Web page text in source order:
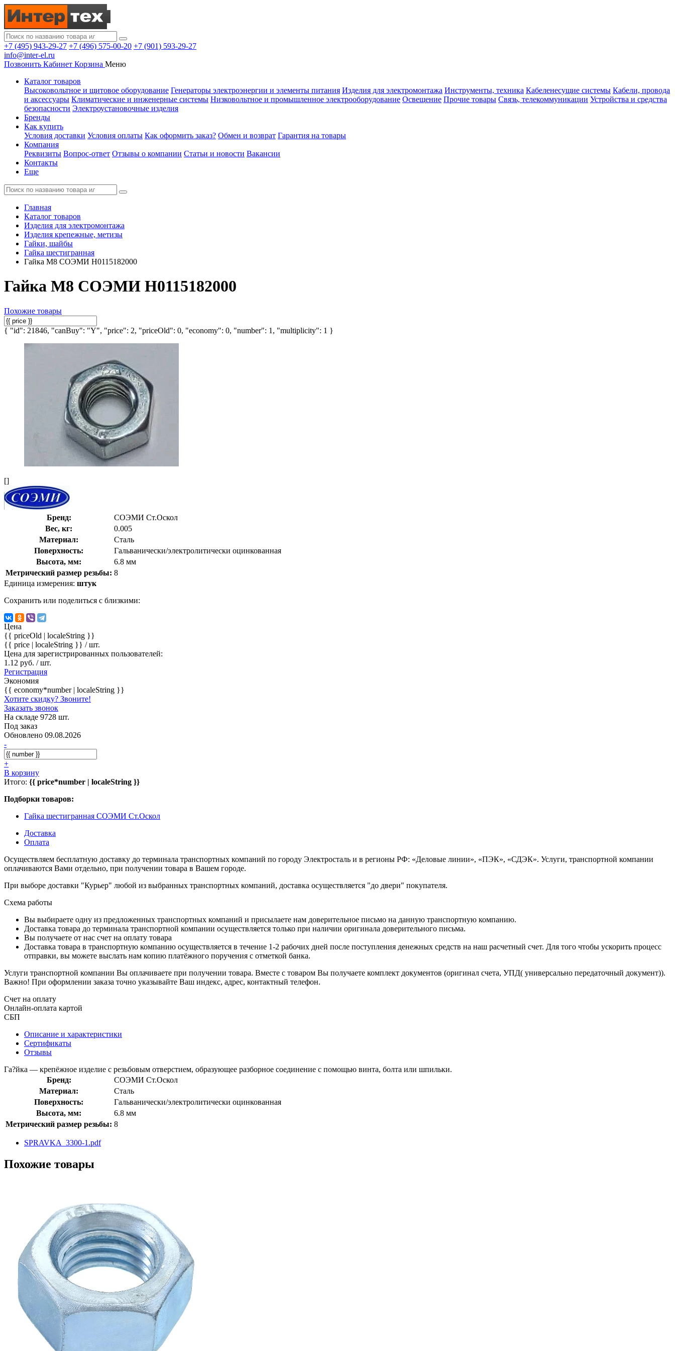
+7 (495) 943-29-27 +7 (496) 575-00-20 +7 (901) 593-29-27
info@inter-el.ru
Позвонить Кабинет Корзина Меню
Каталог товаров
Высоковольтное и щитовое оборудование Генераторы электроэнергии и элементы питания Изделия для электромонтажа Инструменты, техника Кабеленесущие системы Кабели, провода
и аксессуары Климатические и инженерные системы Низковольтное и промышленное электрооборудование Освещение Прочие товары Связь, телекоммуникации Устройства и средства
безопасности Электроустановочные изделия
Бренды
Как купить
Условия доставки Условия оплаты Как оформить заказ? Обмен и возврат Гарантия на товары
Компания
Реквизиты Вопрос-ответ Отзывы о компании Статьи и новости Вакансии
Контакты
Еще
Главная
Каталог товаров
Изделия для электромонтажа
Изделия крепежные, метизы
Гайки, шайбы
Гайка шестигранная
Гайка М8 СОЭМИ Н0115182000
Гайка М8 СОЭМИ Н0115182000
Похожие товары
{ "id": 21846, "canBuy": "Y", "price": 2, "priceOld": 0, "economy": 0, "number": 1, "multiplicity": 1 }
[]
Бренд:
СОЭМИ Ст.Оскол
Вес, кг:
0.005
Материал:
Сталь
Поверхность:
Гальванически/электролитически оцинкованная
Высота, мм:
6.8 мм
Метрический размер резьбы: 8
Единица измерения: штук
Сохранить или поделиться с близкими:
Цена
{{ priceOld | localeString }}
{{ price | localeString }} / шт.
Цена для зарегистрированных пользователей:
1.12 руб. / шт.
Регистрация
Экономия
{{ economy*number | localeString }}
Хотите скидку? Звоните!
Заказать звонок
На складе 9728 шт.
Под заказ
Обновлено 09.08.2026
-
+
В корзину
Итого: {{ price*number | localeString }}
Подборки товаров:
Гайка шестигранная СОЭМИ Ст.Оскол
Доставка
Оплата
Осуществляем бесплатную доставку до терминала транспортных компаний по городу Электросталь и в регионы РФ: «Деловые линии», «ПЭК», «СДЭК». Услуги, транспортной компании
оплачиваются Вами отдельно, при получении товара в Вашем городе.
При выборе доставки "Курьер" любой из выбранных транспортных компаний, доставка осуществляется "до двери" покупателя.
Схема работы
Вы выбираете одну из предложенных транспортных компаний и присылаете нам доверительное письмо на данную транспортную компанию.
Доставка товара до терминала транспортной компании осуществляется только при наличии оригинала доверительного письма.
Вы получаете от нас счет на оплату товара
Доставка товара в транспортную компанию осуществляется в течение 1-2 рабочих дней после поступления денежных средств на наш расчетный счет. Для того чтобы ускорить процесс
отправки, вы можете выслать нам копию платёжного поручения с отметкой банка.
Услуги транспортной компании Вы оплачиваете при получении товара. Вместе с товаром Вы получаете комплект документов (оригинал счета, УПД( универсально передаточный документ)).
Важно! При оформлении заказа точно указывайте Ваш индекс, адрес, контактный телефон.
Счет на оплату
Онлайн-оплата картой
СБП
Описание и характеристики
Сертификаты
Отзывы
Га?йка — крепёжное изделие с резьбовым отверстием, образующее разборное соединение с помощью винта, болта или шпильки.
Бренд:
СОЭМИ Ст.Оскол
Материал:
Сталь
Поверхность:
Гальванически/электролитически оцинкованная
Высота, мм:
6.8 мм
Метрический размер резьбы: 8
SPRAVKA_3300-1.pdf
Похожие товары